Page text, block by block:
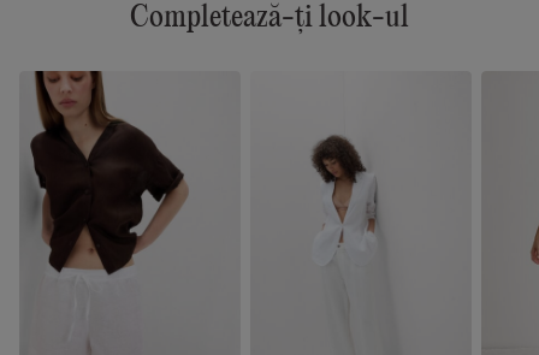
Completează-ți look-ul